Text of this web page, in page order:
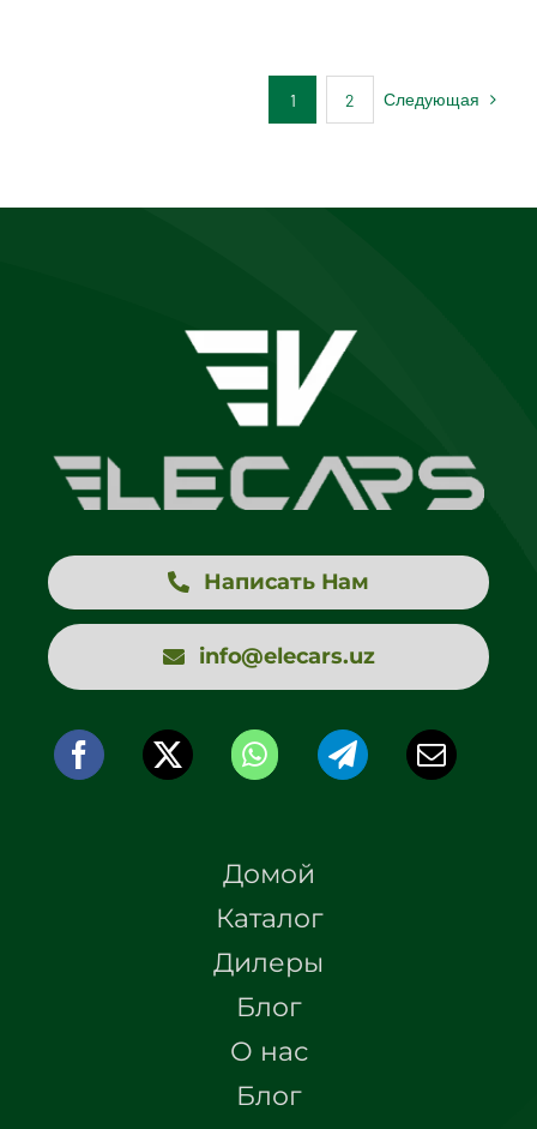
1 2 Следующая
Написать Нам
info@elecars.uz
Домой
Каталог
Дилеры
Блог
О нас
Блог